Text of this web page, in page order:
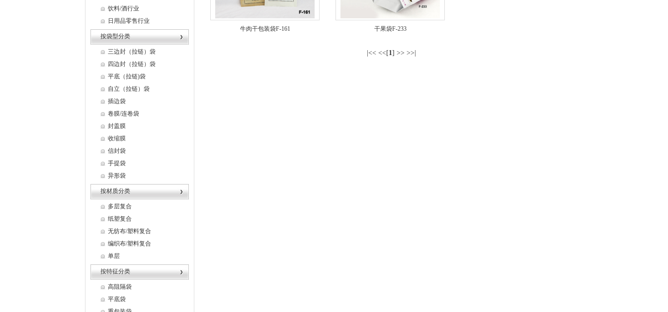
饮料/酒行业
日用品零售行业
按袋型分类
三边封（拉链）袋
四边封（拉链）袋
平底（拉链)袋
自立（拉链）袋
插边袋
卷膜/连卷袋
封盖膜
收缩膜
信封袋
手提袋
异形袋
按材质分类
多层复合
纸塑复合
无纺布/塑料复合
编织布/塑料复合
单层
按特征分类
高阻隔袋
平底袋
牛肉干包装袋F-161 干果袋F-233
|<< <<[1] >> >>|